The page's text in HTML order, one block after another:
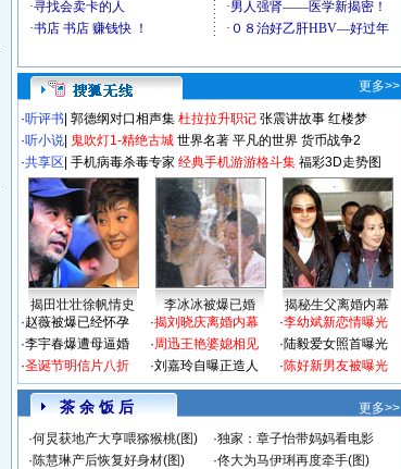
更多>>
·听评书 郭德纲对口相声集 杜拉拉升职记 张震讲故事 红楼梦
·听小说 鬼吹灯1-精绝古城 世界名著 平凡的世界 货币战争2
·共享区 手机病毒杀毒专家 经典手机游游格斗集 福彩3D走势图
揭田壮壮徐帆情史 李冰冰被爆已婚
揭秘生父离婚内幕
·赵薇被爆已经怀孕
·李宇春爆遭母逼婚
·圣诞节明信片八折
·揭刘晓庆离婚内幕
·周迅王艳婆媳相见
·刘嘉玲自曝正造人
·李幼斌新恋情曝光
·陆毅爱女照首曝光
·陈好新男友被曝光
茶 余 饭 后
更多>>
·何炅获地产大亨喂猕猴桃(图) ·独家：章子怡带妈妈看电影
·陈慧琳产后恢复好身材(图) ·佟大为马伊琍再度牵手(图)